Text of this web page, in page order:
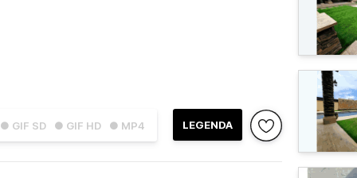
● GIF SD ● GIF HD ● MP4 LEGENDA